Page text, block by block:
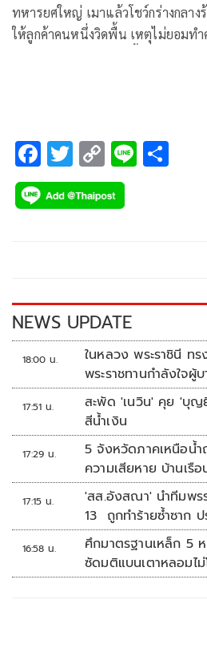
ทหารยศใหญ่ เมาแล้วโชว์กร่างกลา
ให้ลูกค้าคนหนึ่งวิดพื้น เหตุไม่ยอมทำ
F
ac
e
k
T
wi
tt
C
o
p
k
Li
NEWS UPDATE
18:00 น.
ในหลวง พระราชินี ท
พระราชทานกำลังใจผู้
รร.เทพศิรินทร์นนทบุรี
17:51 น.
สะพัด 'เนวิน' คุย 'บุญ
สีน้ำเงิน
17:29 น.
5 จังหวัดภาคเหนือน้
ความเสียหาย บ้านเรื
17:15 น.
'สส.อังสณา' นำทีมพร
13 ถูกทำร้ายซ้ำซาก
16:58 น.
ศึกมาตรฐานเหล็ก 5
ซัดมติแบนเตาหลอมไม่